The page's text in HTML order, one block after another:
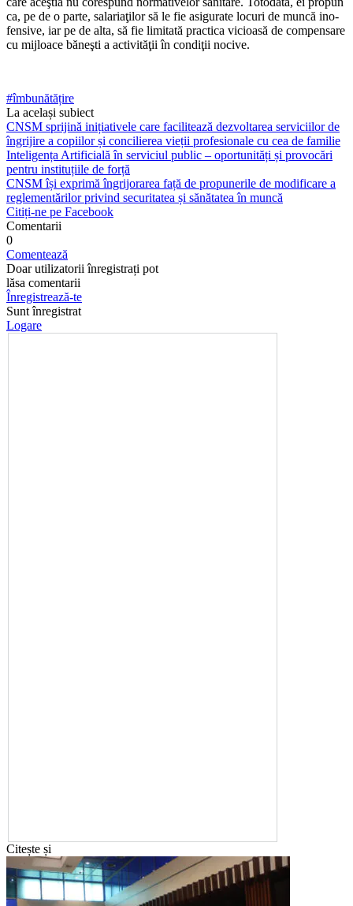
ca, pe de o parte, salari­aţilor să le fie asigurate locuri de muncă ino­
fensive, iar pe de alta, să fie limitată practica vicioasă de compensare
cu mijloace băneşti a activităţii în condiţii nocive.
#îmbunătățire
La același subiect
CNSM sprijină inițiativele care facilitează dezvoltarea serviciilor de
îngrijire a copiilor și concilierea vieții profesionale cu cea de familie
Inteligența Artificială în serviciul public – oportunități și provocări
pentru instituțiile de forță
CNSM își exprimă îngrijorarea față de propunerile de modificare a
reglementărilor privind securitatea și sănătatea în muncă
Citiți-ne pe Facebook
Comentarii
0
Comentează
Doar utilizatorii înregistrați pot
lăsa comentarii
Înregistrează-te
Sunt înregistrat
Logare
Citește și